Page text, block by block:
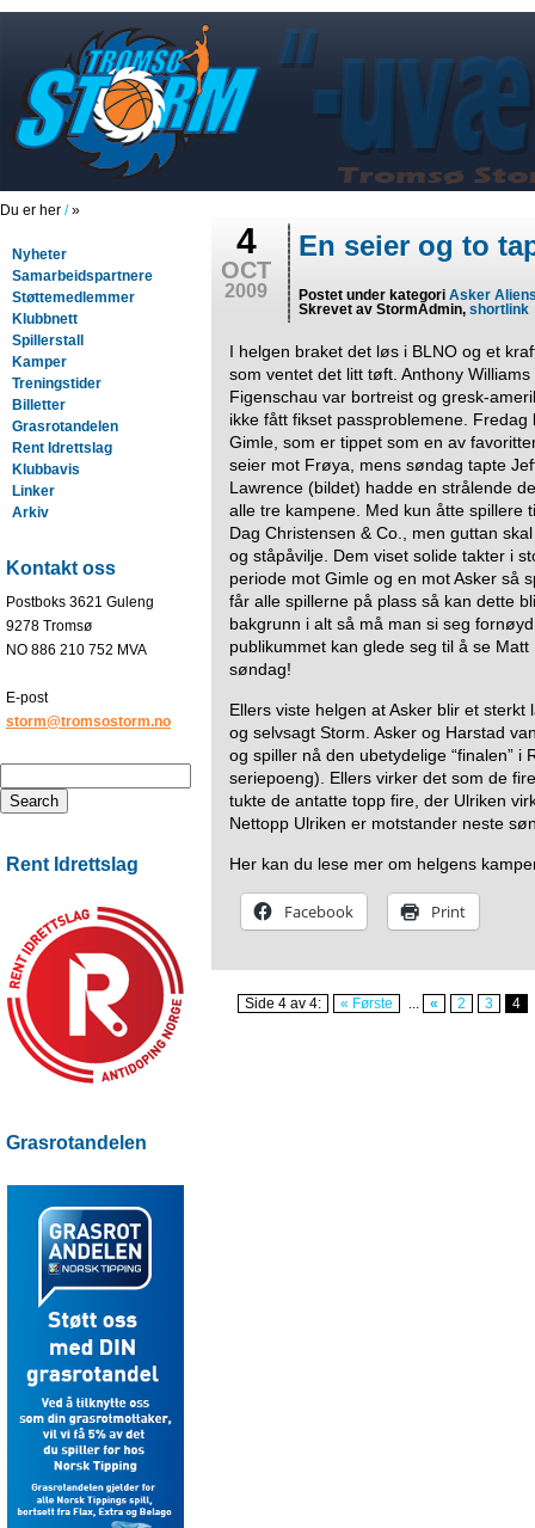
Du er her /»
Nyheter
Samarbeidspartnere
Støttemedlemmer
Klubbnett
Spillerstall
Kamper
Treningstider
Billetter
Grasrotandelen
Rent Idrettslag
Klubbavis
Linker
Arkiv
Kontakt oss
Postboks 3621 Guleng
9278 Tromsø
NO 886 210 752 MVA
E-post
storm@tromsostorm.no
Rent Idrettslag
Grasrotandelen
4
OCT
2009
En seier og to
Postet under kategoriAsker
Skrevet av StormAdmin,shortlink
I helgen braket det løs i BLNO og et
som ventet det litt tøft. Anthony
Figenschau var bortreist og gresk-
ikke fått fikset passproblemene.
Gimle, som er tippet som en av
seier mot Frøya, mens søndag tapte
Lawrence (bildet) hadde en strålende
alle tre kampene. Med kun åtte spillere
Dag Christensen & Co., men guttan
og ståpåvilje. Dem viset solide takter i
periode mot Gimle og en mot Asker så
får alle spillerne på plass så kan dette
bakgrunn i alt så må man si seg
publikummet kan glede seg til å se
søndag!
Ellers viste helgen at Asker blir et
og selvsagt Storm. Asker og Harstad
og spiller nå den ubetydelige “finalen” i
seriepoeng). Ellers virker det som de
tukte de antatte topp fire, der Ulriken
Nettopp Ulriken er motstander neste
Her kan du lese mer om helgens
Facebook Print
Side 4 av 4: « Første ... « 2 3 4